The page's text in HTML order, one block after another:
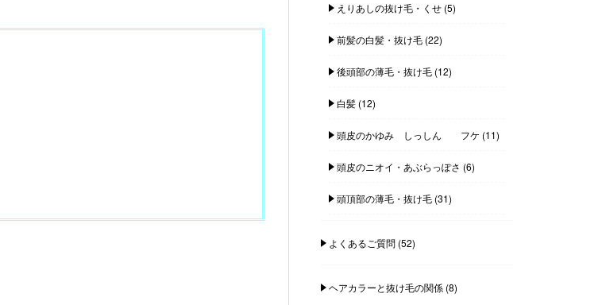
えりあしの抜け毛・くせ(5)
前髪の白髪・抜け毛(22)
後頭部の薄毛・抜け毛(12)
白髪(12)
頭皮のかゆみ しっしん フケ (11)
頭皮のニオイ・あぶらっぽさ (6)
頭頂部の薄毛・抜け毛(31)
よくあるご質問(52)
ヘアカラーと抜け毛の関係(8)